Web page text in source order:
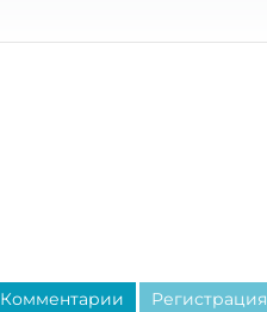
Комментарии Регистрация